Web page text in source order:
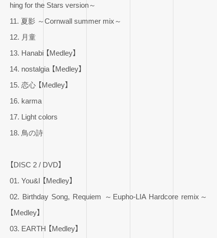
hing for the Stars version～
11. 夏影 ～Cornwall summer mix～
12. 月童
13. Hanabi 【Medley】
14. nostalgia 【Medley】
15. 恋心 【Medley】
16. karma
17. Light colors
18. 鳥の詩
【DISC 2 / DVD】
01. You&I 【Medley】
02. Birthday Song, Requiem ～Eupho-LIA Hardcore remix～
【Medley】
03. EARTH 【Medley】